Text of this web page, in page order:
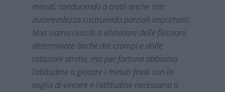
minuti, conducendo a tratti anche con
autorevolezza costruendo parziali importanti.
Non siamo riusciti a eliminare delle flessioni,
determinate anche dai crampi e dalle
rotazioni strette, ma per fortuna abbiamo
l’abitudine a giocare i minuti finali con la
voglia di vincere e l’attitudine necessaria a